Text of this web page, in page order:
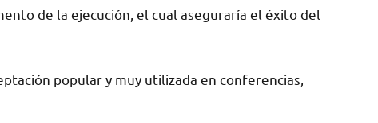
de la ejecución, el cual aseguraría el éxito del
popular y muy utilizada en conferencias,